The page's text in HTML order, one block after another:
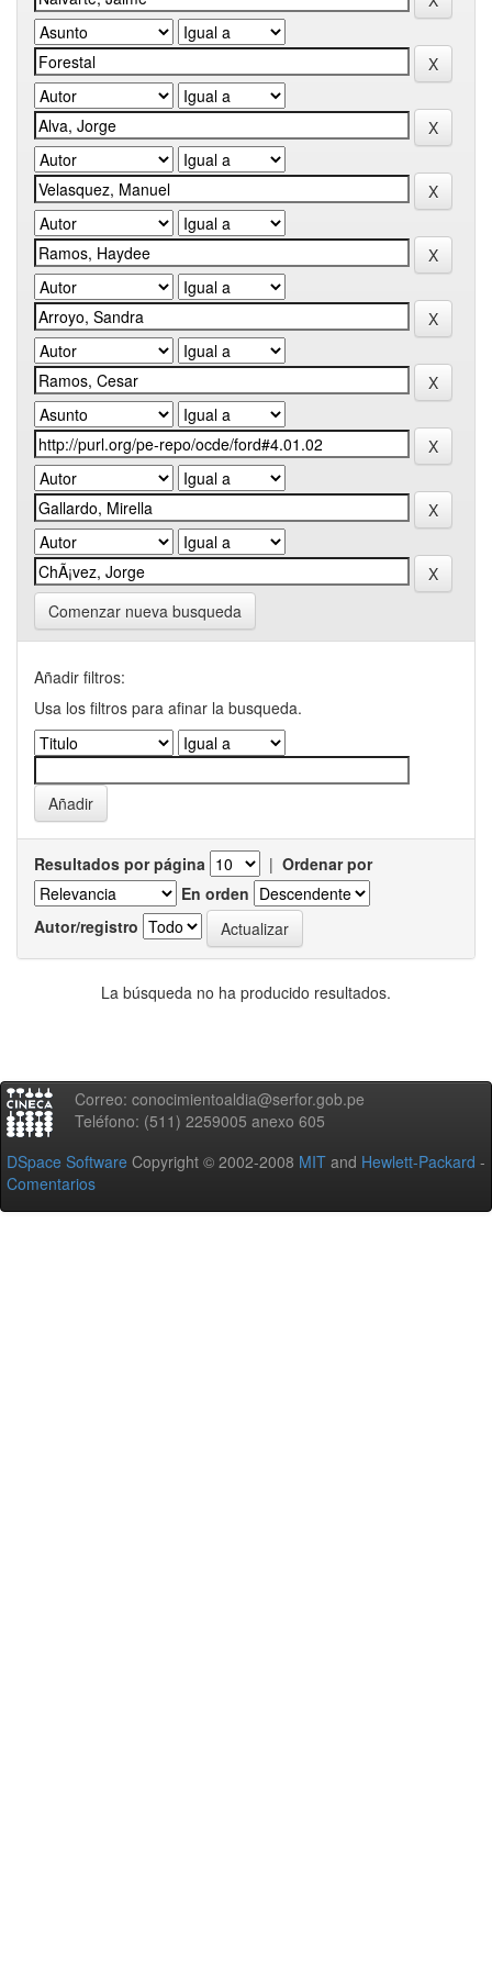
Comenzar nueva busqueda
Añadir filtros:
Usa los filtros para afinar la busqueda.
Resultados por página | Ordenar por
En orden
Autor/registro
La búsqueda no ha producido resultados.
Correo: conocimientoaldia@serfor.gob.pe
Teléfono: (511) 2259005 anexo 605
DSpace Software Copyright © 2002-2008 MIT and Hewlett-Packard -
Comentarios